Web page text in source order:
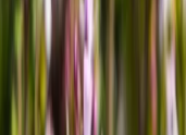
LA
par son arôme